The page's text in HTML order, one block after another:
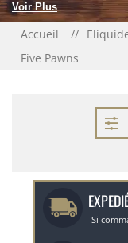
Voir Plus
Accueil
Five Pawns
Si